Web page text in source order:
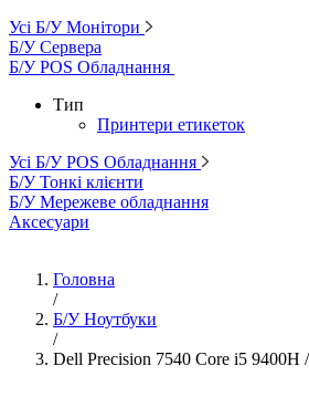
Усі Б/У Монітори
Б/У Сервера
Б/У POS Обладнання
Тип
Принтери етикеток
Усі Б/У POS Обладнання
Б/У Тонкі клієнти
Б/У Мережеве обладнання
Аксесуари
Головна
/
Б/У Ноутбуки
/
Dell Precision 7540 Core i5